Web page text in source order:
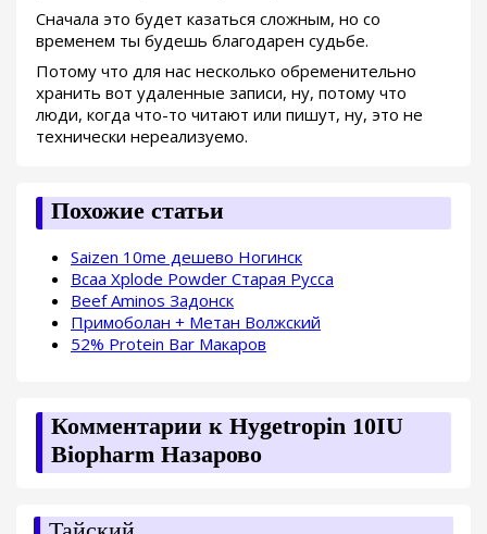
Сначала это будет казаться сложным, но со
временем ты будешь благодарен судьбе.
Потому что для нас несколько обременительно
хранить вот удаленные записи, ну, потому что
люди, когда что-то читают или пишут, ну, это не
технически нереализуемо.
Похожие статьи
Saizen 10me дешево Ногинск
Bcaa Xplode Powder Старая Русса
Beef Aminos Задонск
Примоболан + Метан Волжский
52% Protein Bar Макаров
Комментарии к Hygetropin 10IU
Biopharm Назарово